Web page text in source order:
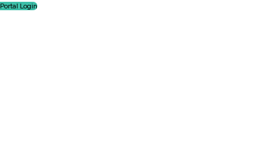
Portal Login